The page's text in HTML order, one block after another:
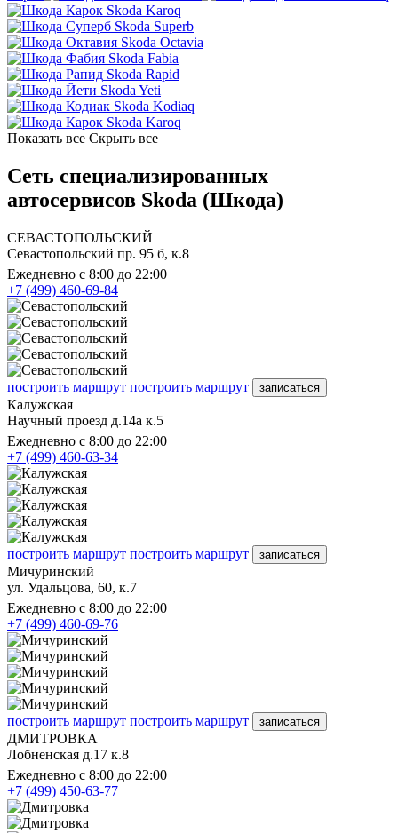
Skoda Karoq
Skoda Superb
Skoda Octavia
Skoda Fabia
Skoda Rapid
Skoda Yeti
Skoda Kodiaq
Skoda Karoq
Показать все Скрыть все
Сеть специализированных
автосервисов Skoda (Шкода)
СЕВАСТОПОЛЬСКИЙ
Севастопольский пр. 95 б, к.8
Ежедневно с 8:00 до 22:00
+7 (499) 460-69-84
построить маршрут построить маршрут записаться
Калужская
Научный проезд д.14а к.5
Ежедневно с 8:00 до 22:00
+7 (499) 460-63-34
построить маршрут построить маршрут записаться
Мичуринский
ул. Удальцова, 60, к.7
Ежедневно с 8:00 до 22:00
+7 (499) 460-69-76
построить маршрут построить маршрут записаться
ДМИТРОВКА
Лобненская д.17 к.8
Ежедневно с 8:00 до 22:00
+7 (499) 450-63-77